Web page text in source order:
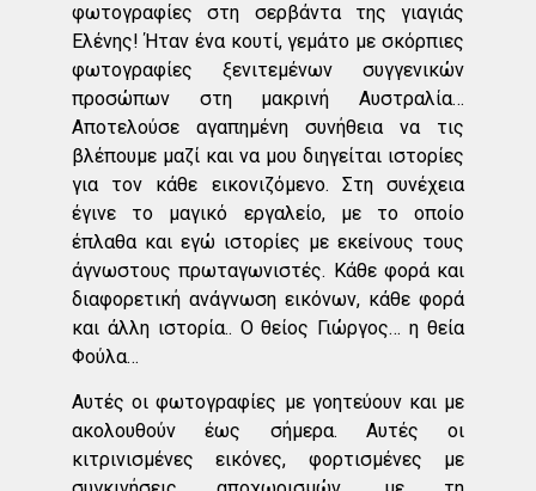
φωτογραφίες στη σερβάντα της γιαγιάς
Ελένης! Ήταν ένα κουτί, γεμάτο με σκόρπιες
φωτογραφίες ξενιτεμένων συγγενικών
προσώπων στη μακρινή Αυστραλία…
Αποτελούσε αγαπημένη συνήθεια να τις
βλέπουμε μαζί και να μου διηγείται ιστορίες
για τον κάθε εικονιζόμενο. Στη συνέχεια
έγινε το μαγικό εργαλείο, με το οποίο
έπλαθα και εγώ ιστορίες με εκείνους τους
άγνωστους πρωταγωνιστές. Κάθε φορά και
διαφορετική ανάγνωση εικόνων, κάθε φορά
και άλλη ιστορία.. Ο θείος Γιώργος… η θεία
Φούλα…
Αυτές οι φωτογραφίες με γοητεύουν και με
ακολουθούν έως σήμερα. Αυτές οι
κιτρινισμένες εικόνες, φορτισμένες με